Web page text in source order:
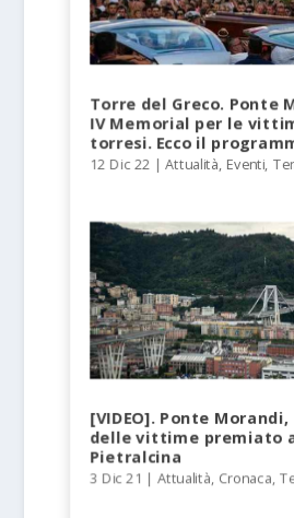
Torre del Greco. Ponte
IV Memorial per le
torresi. Ecco il
12 Dic 22 |Attualità Eventi
[VIDEO]. Ponte
delle vittime premiato
Pietralcina
3 Dic 21 |Attualità, Cronaca,